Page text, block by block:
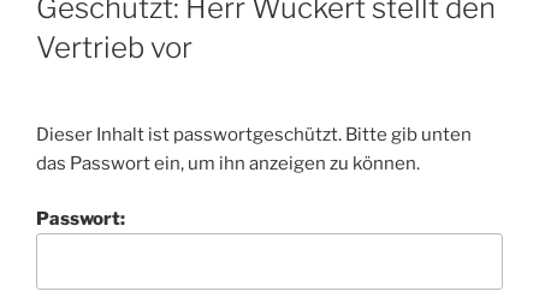
Geschützt: Herr Wuckert stellt den
Vertrieb vor
Dieser Inhalt ist passwortgeschützt. Bitte gib unten
das Passwort ein, um ihn anzeigen zu können.
Passwort: